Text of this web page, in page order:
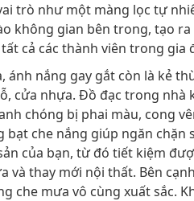
trò như một màng lọc tự
không gian bên trong, tạo
cả các thành viên trong gia
ánh nắng gay gắt còn là kẻ
cửa nhựa. Đồ đạc trong
chóng bị phai màu, cong
bạt che nắng giúp ngăn chặn
của bạn, từ đó tiết kiệm
và thay mới nội thất. Bên
che mưa vô cùng xuất sắc.